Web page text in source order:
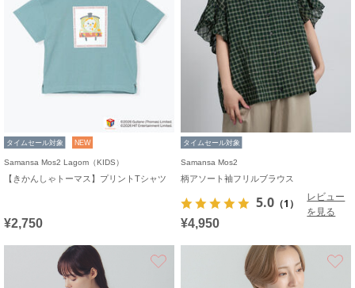
タイムセール対象 NEW
Samansa Mos2 Lagom（KIDS）
【きかんしゃトーマス】プリントTシャツ
¥2,750
タイムセール対象
Samansa Mos2
柄アソート袖フリルブラウス
5.0 （1）
レビュー
を見る
¥4,950